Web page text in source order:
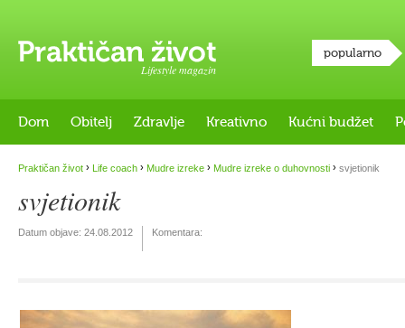
Lifestyle magazin
popularno
Dom Obitelj Zdravlje Kreativno Kućni budžet
Praktičan život › Life coach › Mudre izreke › Mudre izreke o duhovnosti › svjetionik
svjetionik
Datum objave: 24.08.2012 Komentara: